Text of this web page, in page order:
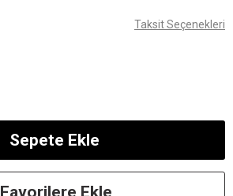
Taksit Seçenekleri
Favorilere Ekle